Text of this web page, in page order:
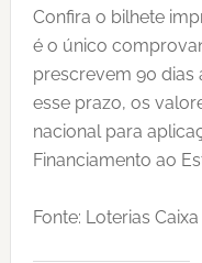
Confira o bilhete
é o único
prescrevem 90 dias
esse prazo, os
nacional para
Financiamento ao
Fonte: Loterias Caixa